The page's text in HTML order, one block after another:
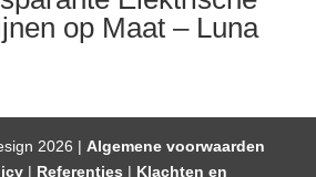
op Maat – Luna
2026 | Algemene voorwaarden
| Referenties | Klachten en